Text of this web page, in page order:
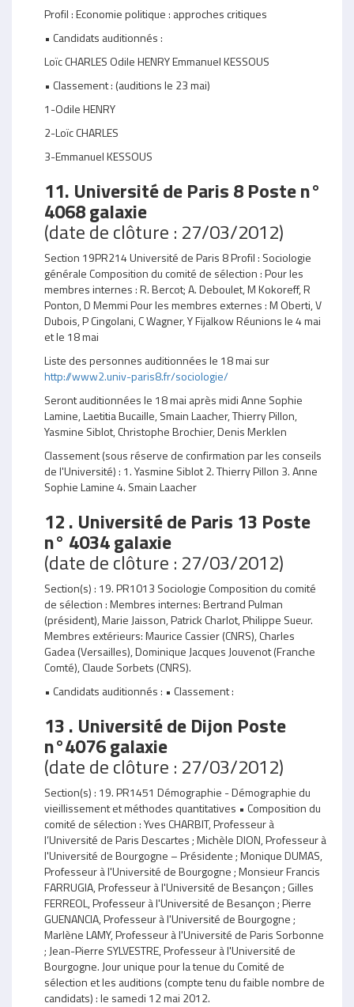
Profil : Economie politique : approches critiques
• Candidats auditionnés :
Loïc CHARLES Odile HENRY Emmanuel KESSOUS
• Classement : (auditions le 23 mai)
1-Odile HENRY
2-Loïc CHARLES
3-Emmanuel KESSOUS
11. Université de Paris 8 Poste n°
4068 galaxie
(date de clôture : 27/03/2012)
Section 19PR214 Université de Paris 8 Profil : Sociologie
générale Composition du comité de sélection : Pour les
membres internes : R. Bercot; A. Deboulet, M Kokoreff, R
Ponton, D Memmi Pour les membres externes : M Oberti, V
Dubois, P Cingolani, C Wagner, Y Fijalkow Réunions le 4 mai
et le 18 mai
Liste des personnes auditionnées le 18 mai sur
http://www2.univ-paris8.fr/sociologie/
Seront auditionnées le 18 mai après midi Anne Sophie
Lamine, Laetitia Bucaille, Smain Laacher, Thierry Pillon,
Yasmine Siblot, Christophe Brochier, Denis Merklen
Classement (sous réserve de confirmation par les conseils
de l'Université) : 1. Yasmine Siblot 2. Thierry Pillon 3. Anne
Sophie Lamine 4. Smain Laacher
12 . Université de Paris 13 Poste
n° 4034 galaxie
(date de clôture : 27/03/2012)
Section(s) : 19. PR1013 Sociologie Composition du comité
de sélection : Membres internes: Bertrand Pulman
(président), Marie Jaisson, Patrick Charlot, Philippe Sueur.
Membres extérieurs: Maurice Cassier (CNRS), Charles
Gadea (Versailles), Dominique Jacques Jouvenot (Franche
Comté), Claude Sorbets (CNRS).
• Candidats auditionnés : • Classement :
13 . Université de Dijon Poste
n°4076 galaxie
(date de clôture : 27/03/2012)
Section(s) : 19. PR1451 Démographie - Démographie du
vieillissement et méthodes quantitatives • Composition du
comité de sélection : Yves CHARBIT, Professeur à
l’Université de Paris Descartes ; Michèle DION, Professeur à
l'Université de Bourgogne – Présidente ; Monique DUMAS,
Professeur à l'Université de Bourgogne ; Monsieur Francis
FARRUGIA, Professeur à l'Université de Besançon ; Gilles
FERREOL, Professeur à l'Université de Besançon ; Pierre
GUENANCIA, Professeur à l'Université de Bourgogne ;
Marlène LAMY, Professeur à l'Université de Paris Sorbonne
; Jean-Pierre SYLVESTRE, Professeur à l'Université de
Bourgogne. Jour unique pour la tenue du Comité de
sélection et les auditions (compte tenu du faible nombre de
candidats) : le samedi 12 mai 2012.